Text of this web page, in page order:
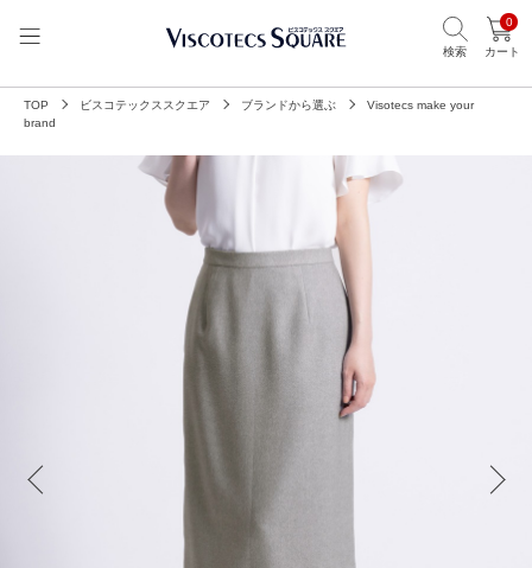
検索
0
カート
TOP ビスコテックススクエア ブランドから選ぶ
Visotecs make your
brand